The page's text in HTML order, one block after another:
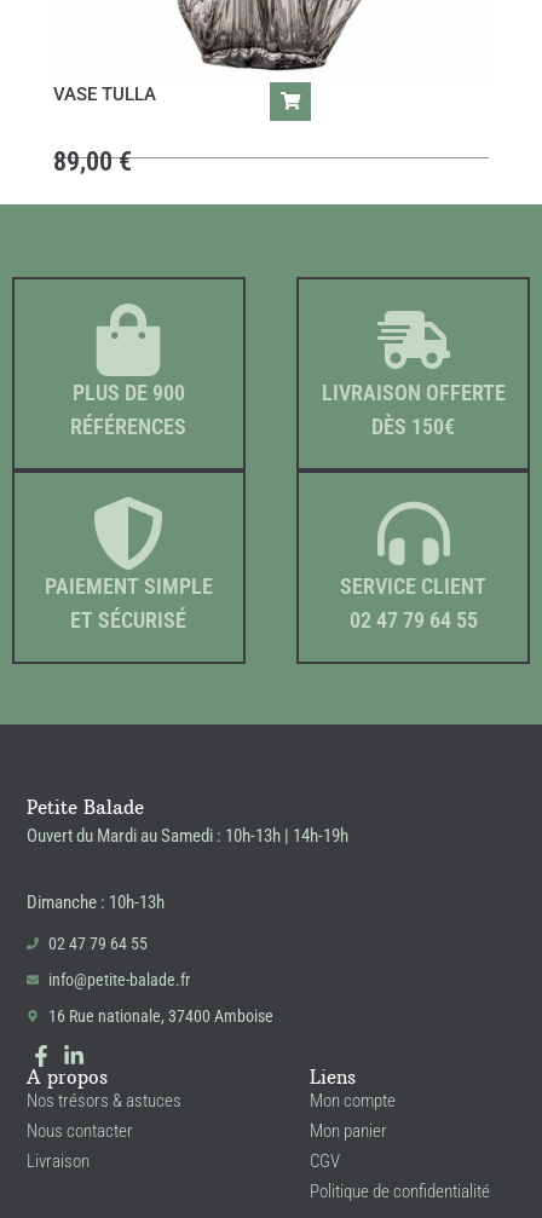
VASE TULLA
89,00€
PLUS DE 900
RÉFÉRENCES
LIVRAISON OFFERTE
DÈS 150€
PAIEMENT SIMPLE
ET SÉCURISÉ
SERVICE CLIENT
02 47 79 64 55
Petite Balade
Ouvert du Mardi au Samedi : 10h-13h | 14h-19h
Dimanche : 10h-13h
02 47 79 64 55
info@petite-balade.fr
16 Rue nationale, 37400 Amboise
A propos
Nos trésors & astuces
Nous contacter
Livraison
Liens
Mon compte
Mon panier
CGV
Politique de confidentialité